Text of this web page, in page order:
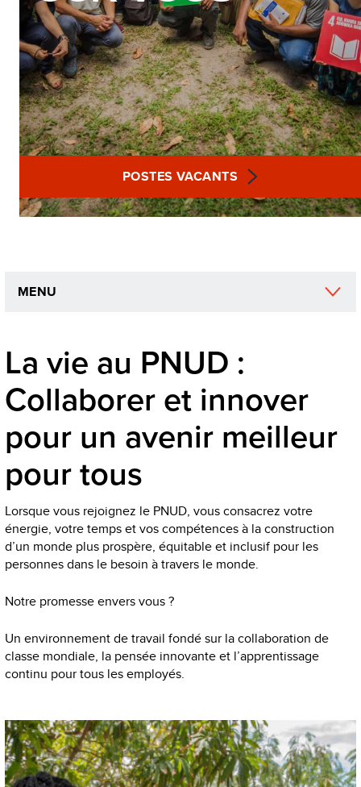
POSTES VACANTS
MENU
La vie au PNUD :
Collaborer et innover
pour un avenir meilleur
pour tous
Lorsque vous rejoignez le PNUD, vous consacrez votre
énergie, votre temps et vos compétences à la construction
d’un monde plus prospère, équitable et inclusif pour les
personnes dans le besoin à travers le monde.
Notre promesse envers vous ?
Un environnement de travail fondé sur la collaboration de
classe mondiale, la pensée innovante et l’apprentissage
continu pour tous les employés.